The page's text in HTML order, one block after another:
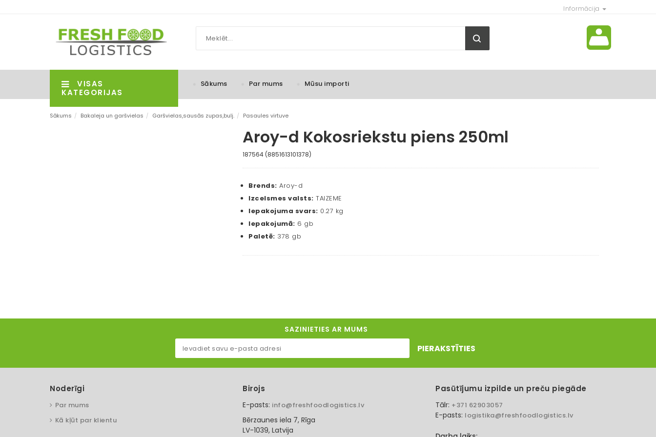
Informācija
VISAS
KATEGORIJAS
Sākums Par mums Mūsu importi
Sākums / Bakaleja un garšvielas / Garšvielas,sausās zupas,bulj. / Pasaules virtuve
Aroy-d Kokosriekstu piens 250ml
187564 (8851613101378)
Brends: Aroy-d
Izcelsmes valsts: TAIZEME
Iepakojuma svars: 0.27 kg
Iepakojumā: 6 gb
Paletē: 378 gb
SAZINIETIES AR MUMS
PIERAKSTĪTIES
Noderīgi
Par mums
Kā kļūt par klientu
Birojs
E-pasts: info@freshfoodlogistics.lv
Bērzaunes iela 7, Rīga
LV-1039, Latvija
Pasūtījumu izpilde un preču piegāde
Tālr: +371 62903057
E-pasts: logistika@freshfoodlogistics.lv